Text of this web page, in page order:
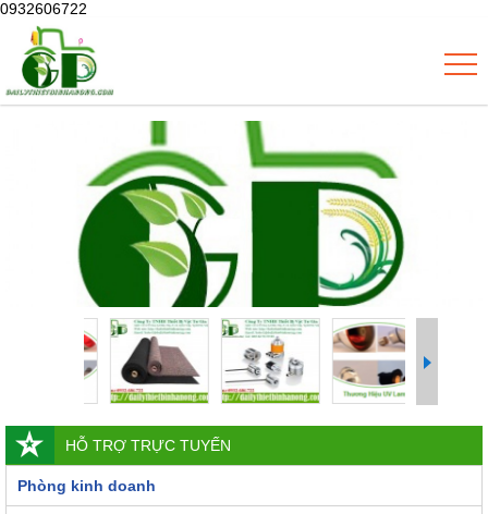
0932606722
HỖ TRỢ TRỰC TUYẾN
Phòng kinh doanh